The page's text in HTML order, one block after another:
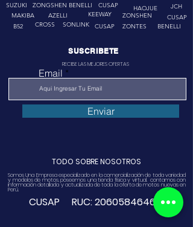
SUZUKI
ZONGSHEN
MAKIBA
AZELLI
BENELLI
CUSAP
KEEWAY
B52
CROSS SONLINK CUSAP
HAOJUE
JCH
ZONSHEN
ZONTES
CUSAP
BENELLI
SUSCRIBETE
RECIBE LAS MEJORES OFERTAS
Email
Enviar
TODO SOBRE NOSOTROS
Somos Una Empresa especializado en la comercialización de toda variedad
y modelos de motos, poseemos una tienda física y virtual. contamos con
información detallada y actualizada de toda la oferta de motos nuevas en
Perú.
CUSAP RUC:20605846468